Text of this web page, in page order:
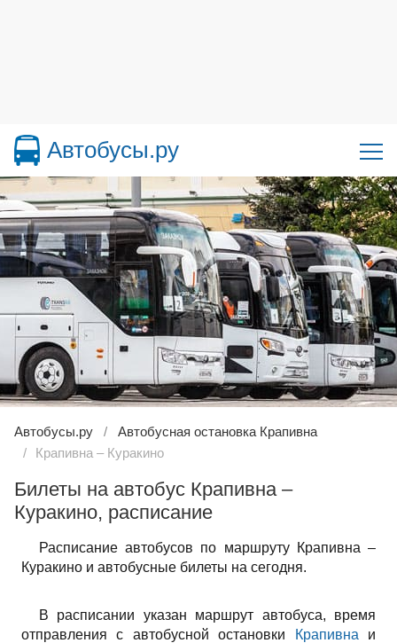
Автобусы.ру
Автобусы.ру
Автобусная остановка Крапивна
Крапивна – Куракино
Билеты на автобус Крапивна –
Куракино, расписание
Расписание автобусов по маршруту Крапивна –
Куракино и автобусные билеты на сегодня.
В расписании указан маршрут автобуса, время
отправления с автобусной остановки
Крапивна и